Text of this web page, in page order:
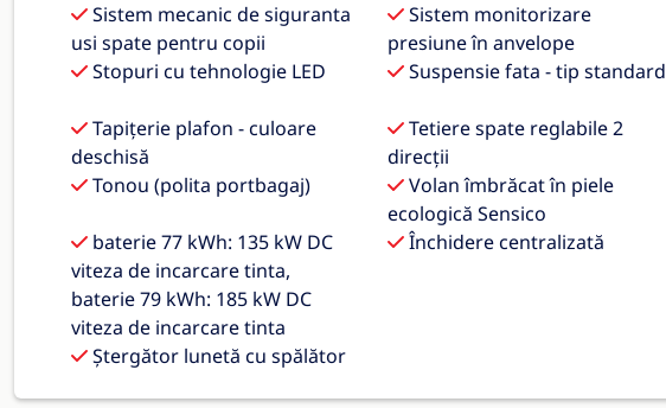
Sistem mecanic de siguranta
usi spate pentru copii
Sistem monitorizare
presiune în anvelope
Stopuri cu tehnologie LED Suspensie fata - tip standard
Tapițerie plafon - culoare
deschisă
Tetiere spate reglabile 2
direcții
Tonou (polita portbagaj)
Volan îmbrăcat în piele
ecologică Sensico
baterie 77 kWh: 135 kW DC
viteza de incarcare tinta,
baterie 79 kWh: 185 kW DC
viteza de incarcare tinta
Închidere centralizată
Ștergător lunetă cu spălător